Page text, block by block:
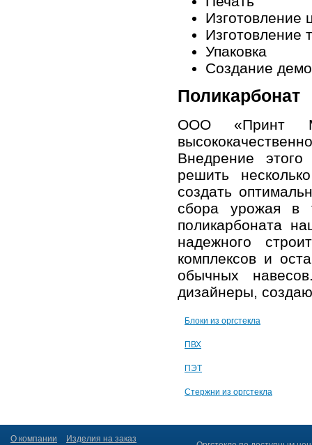
Изготовление
Изготовление
Упаковка
Создание
Поликарбонат
ООО «Принт
Внедрение этого
решить
создать
сбора урожая в
поликарбоната
надежного
комплексов и
обычных
дизайнеры,
Блоки из оргстекла
ПВХ
ПЭТ
Стержни из оргстекла
О компании Изделия на заказ